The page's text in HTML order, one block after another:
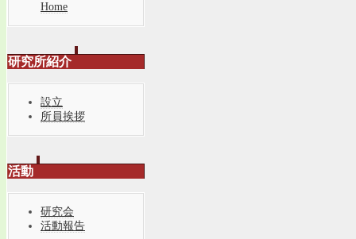
Home
研究所紹介
設立
所員挨拶
活動
研究会
活動報告